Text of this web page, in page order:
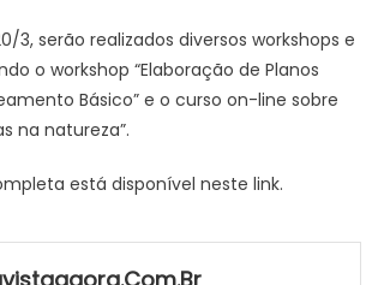
3, serão realizados diversos workshops e
o workshop “Elaboração de Planos
Básico” e o curso on-line sobre
na natureza”.
está disponível neste link.